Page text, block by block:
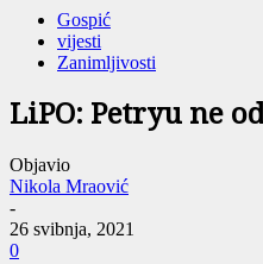
Gospić
vijesti
Zanimljivosti
LiPO: Petryu ne
Objavio
Nikola Mraović
-
26 svibnja, 2021
0